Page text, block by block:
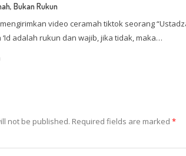
Bukan Rukun
video ceramah tiktok seorang
adalah rukun dan wajib, jika tidak, maka…
not be published. Required fields are marked *